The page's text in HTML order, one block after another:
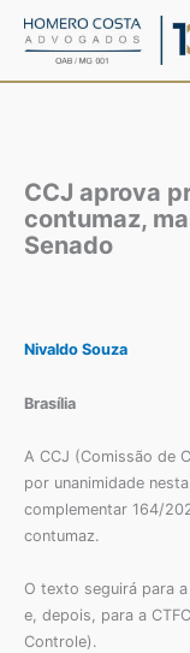
para
CCJ aprova
contumaz,
Senado
Nivaldo Souza
Brasília
A CCJ (Comissão de
por unanimidade
complementar 164/
contumaz.
O texto seguirá para
e, depois, para a
Controle).